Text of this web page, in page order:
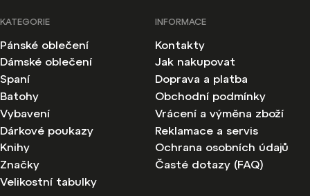
KATEGORIE
Pánské oblečení
Dámské oblečení
Spaní
Batohy
Vybavení
Dárkové poukazy
Knihy
Značky
Velikostní tabulky
INFORMACE
Kontakty
Jak nakupovat
Doprava a platba
Obchodní podmínky
Vrácení a výměna zboží
Reklamace a servis
Ochrana osobních údajů
Časté dotazy (FAQ)